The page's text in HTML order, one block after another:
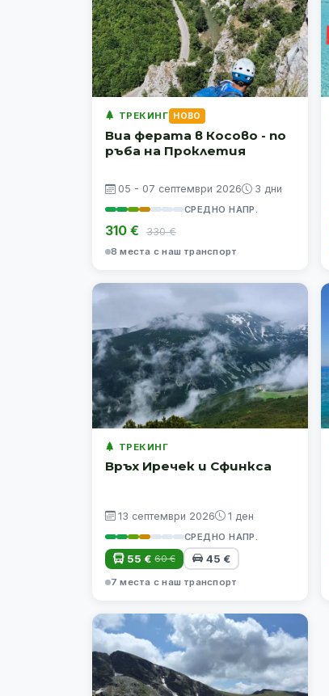
ТРЕКИНГ НОВО
Виа ферата в Косово - по
ръба на Проклетия
05 - 07 септември 2026 3 дни
СРЕДНО НАПР.
310 € 330 €
8 места с наш транспорт
ТРЕКИНГ
Връх Иречек и Сфинкса
13 септември 2026 1 ден
СРЕДНО НАПР.
55 € 60 € 45 €
7 места с наш транспорт